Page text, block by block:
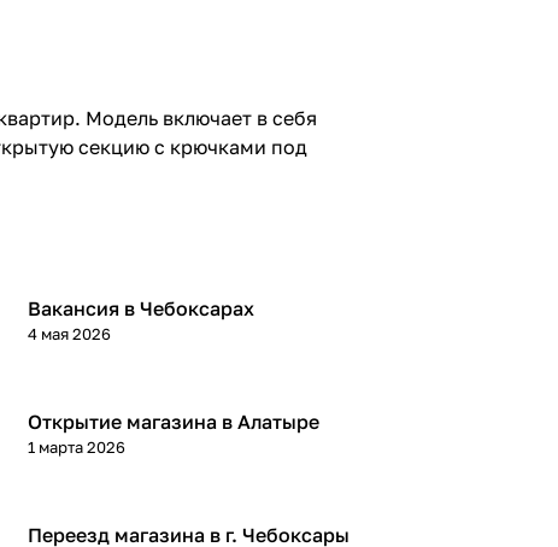
Модель включает в себя
секцию с крючками под
Вакансия в Чебоксарах
4 мая 2026
Открытие магазина в Алатыре
1 марта 2026
Переезд магазина в г. Чебоксары